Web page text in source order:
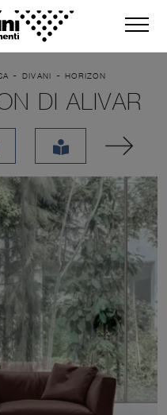
- DIVANI - HORIZON
DI ALIVAR